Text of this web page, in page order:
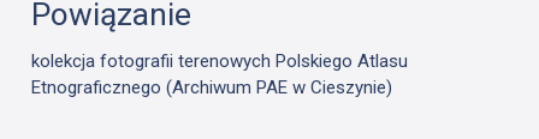
Powiązanie
kolekcja fotografii terenowych Polskiego Atlasu
Etnograficznego (Archiwum PAE w Cieszynie)